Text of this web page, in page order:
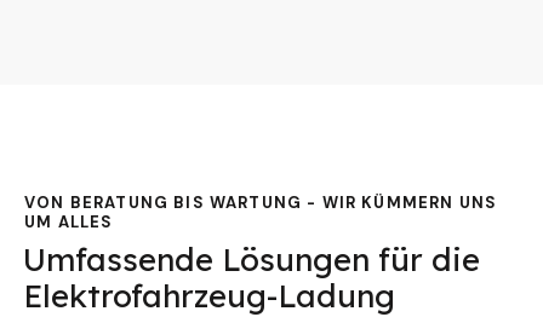
VON BERATUNG BIS WARTUNG - WIR KÜMMERN UNS
UM ALLES
Umfassende Lösungen für die
Elektrofahrzeug-Ladung